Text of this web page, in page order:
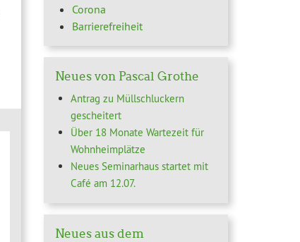
Corona
Barrierefreiheit
Neues von Pascal Grothe
Antrag zu Müllschluckern
gescheitert
Über 18 Monate Wartezeit für
Wohnheimplätze
Neues Seminarhaus startet mit
Café am 12.07.
Neues aus dem